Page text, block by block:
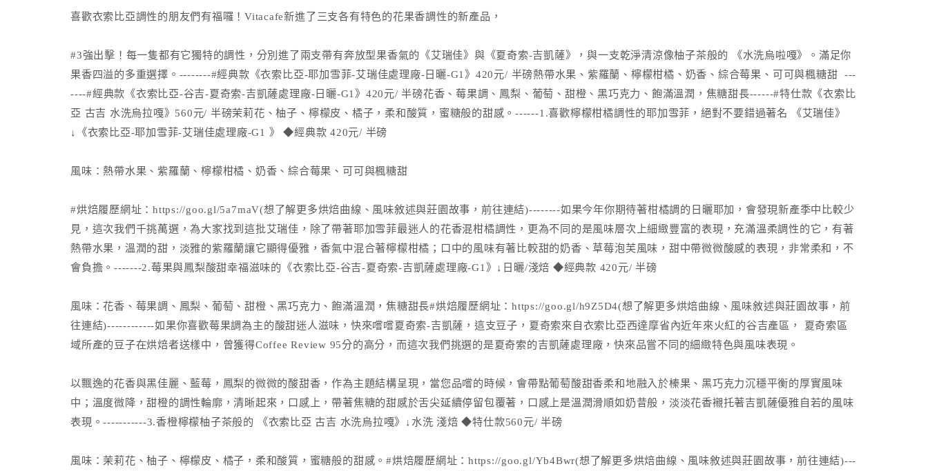
喜歡衣索比亞調性的朋友們有福囉！Vitacafe新進了三支各有特色的花果香調性的新產品，
#3強出擊！每一隻都有它獨特的調性，分別進了兩支帶有奔放型果香氣的《艾瑞佳》與《夏奇索-吉凱薩》，與一支乾淨清涼像柚子茶般的 《水洗烏啦嘎》。滿足你
果香四溢的多重選擇。--------#經典款《衣索比亞-耶加雪菲-艾瑞佳處理廠-日曬-G1》420元/ 半磅熱帶水果、紫羅蘭、檸檬柑橘、奶香、綜合莓果、可可與楓糖甜 ---
----#經典款《衣索比亞-谷吉-夏奇索-吉凱薩處理廠-日曬-G1》420元/ 半磅花香、莓果調、鳳梨、葡萄、甜橙、黑巧克力、飽滿溫潤，焦糖甜長------#特仕款《衣索比
亞 古吉 水洗烏拉嘎》560元/ 半磅茉莉花、柚子、檸檬皮、橘子，柔和酸質，蜜糖般的甜感。------1.喜歡檸檬柑橘調性的耶加雪菲，絕對不要錯過著名 《艾瑞佳》
↓《衣索比亞-耶加雪菲-艾瑞佳處理廠-G1 》 ◆經典款 420元/ 半磅
風味：熱帶水果、紫羅蘭、檸檬柑橘、奶香、綜合莓果、可可與楓糖甜
#烘焙履歷網址：https://goo.gl/5a7maV(想了解更多烘焙曲線、風味敘述與莊園故事，前往連結)--------如果今年你期待著柑橘調的日曬耶加，會發現新產季中比較少
見，這次我們千挑萬選，為大家找到這批艾瑞佳，除了帶著耶加雪菲最迷人的花香混柑橘調性，更為不同的是風味層次上細緻豐富的表現，充滿溫柔調性的它，有著
熱帶水果，溫潤的甜，淡雅的紫羅蘭讓它顯得優雅，香氣中混合著檸檬柑橘；口中的風味有著比較甜的奶香、草莓泡芙風味，甜中帶微微酸感的表現，非常柔和，不
會負擔。-------2.莓果與鳳梨酸甜幸福滋味的《衣索比亞-谷吉-夏奇索-吉凱薩處理廠-G1》↓日曬/淺焙 ◆經典款 420元/ 半磅
風味：花香、莓果調、鳳梨、葡萄、甜橙、黑巧克力、飽滿溫潤，焦糖甜長#烘焙履歷網址：https://goo.gl/h9Z5D4(想了解更多烘焙曲線、風味敘述與莊園故事，前
往連結)------------如果你喜歡莓果調為主的酸甜迷人滋味，快來嚐嚐夏奇索-吉凱薩，這支豆子，夏奇索來自衣索比亞西達摩省內近年來火紅的谷吉產區， 夏奇索區
域所產的豆子在烘焙者送樣中，曾獲得Coffee Review 95分的高分，而這次我們挑選的是夏奇索的吉凱薩處理廠，快來品嘗不同的細緻特色與風味表現。
以飄逸的花香與黑佳麗、藍莓，鳳梨的微微的酸甜香，作為主題結構呈現，當您品嚐的時候，會帶點葡萄酸甜香柔和地融入於榛果、黑巧克力沉穩平衡的厚實風味
中；溫度微降，甜橙的調性輪廓，清晰起來，口感上，帶著焦糖的甜感於舌尖延續停留包覆著，口感上是溫潤滑順如奶昔般，淡淡花香襯托著吉凱薩優雅自若的風味
表現。-----------3.香橙檸檬柚子茶般的 《衣索比亞 古吉 水洗烏拉嘎》↓水洗 淺焙 ◆特仕款560元/ 半磅
風味：茉莉花、柚子、檸檬皮、橘子，柔和酸質，蜜糖般的甜感。#烘焙履歷網址：https://goo.gl/Yb4Bwr(想了解更多烘焙曲線、風味敘述與莊園故事，前往連結)---